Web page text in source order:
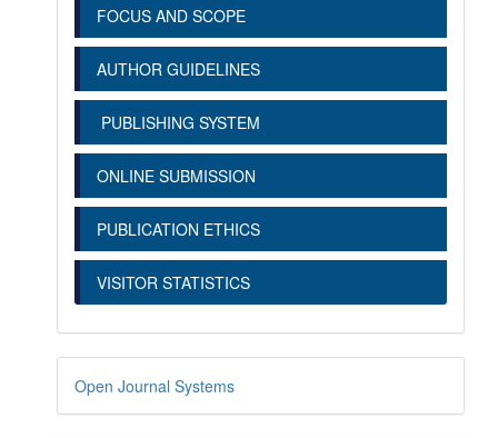
FOCUS AND SCOPE
AUTHOR GUIDELINES
PUBLISHING SYSTEM
ONLINE SUBMISSION
PUBLICATION ETHICS
VISITOR STATISTICS
Open Journal Systems